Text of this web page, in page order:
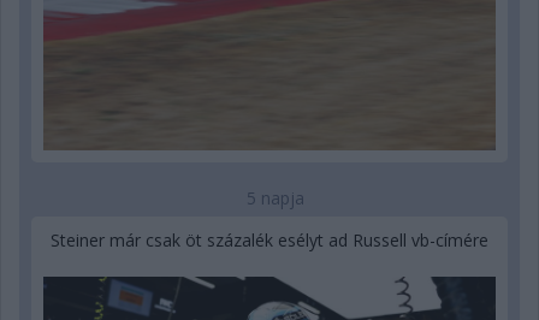
5 napja
Steiner már csak öt százalék esélyt ad Russell vb-címére